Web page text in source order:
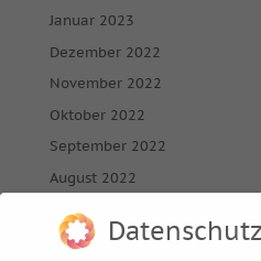
Januar 2023
Dezember 2022
November 2022
Oktober 2022
September 2022
August 2022
Juli 2022
Juni 2022